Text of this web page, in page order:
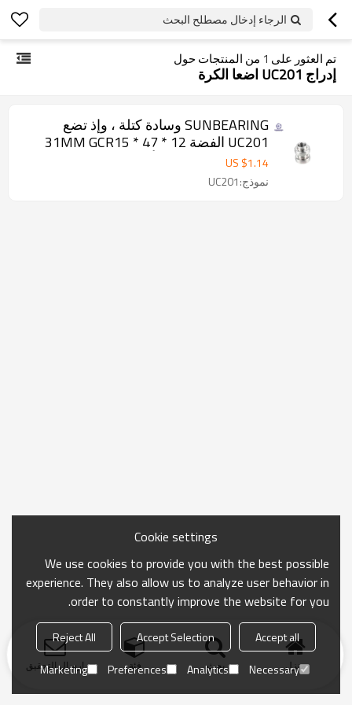
الرجاء إدخال مصطلح البحث
تم العثور على 1 من المنتجات حول
إدراج UC201 اضعا الكرة
SUNBEARING وسادة كتلة ، وإذ تضع
UC201 الفضة 12 * 47 * 31MM GCR15
الفولاذ المقاوم للصدأ
US $1.14
نموذج:UC201
منزل بحث فئة ارسال التحقيق
Cookie settings
We use cookies to provide you with the best possible
experience. They also allow us to analyze user behavior in
order to constantly improve the website for you.
Accept all
Accept Selection
Reject All
Necessary
Analytics
Preferences
Marketing